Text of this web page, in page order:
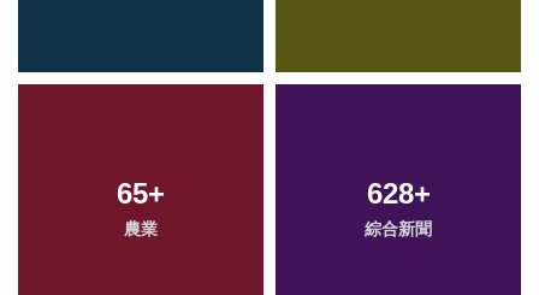
65+
農業
628+
綜合新聞